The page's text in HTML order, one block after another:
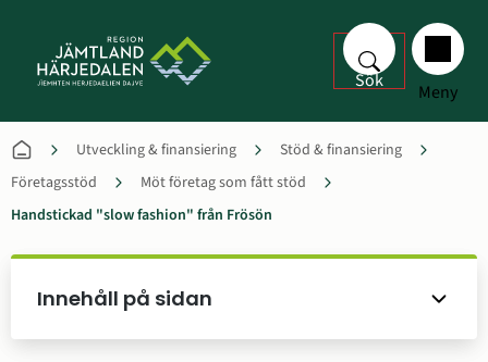
Sök Meny
Utveckling & finansiering
Stöd & finansiering
Företagsstöd
Möt företag som fått stöd
Handstickad "slow fashion" från Frösön
Innehåll på sidan